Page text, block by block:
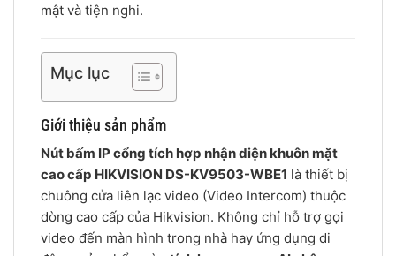
mật và tiện nghi.
Mục lục
Giới thiệu sản phẩm
Nút bấm IP cổng tích hợp nhận diện khuôn mặt
cao cấp HIKVISION DS-KV9503-WBE1 là thiết bị
chuông cửa liên lạc video (Video Intercom) thuộc
dòng cao cấp của Hikvision. Không chỉ hỗ trợ gọi
video đến màn hình trong nhà hay ứng dụng di